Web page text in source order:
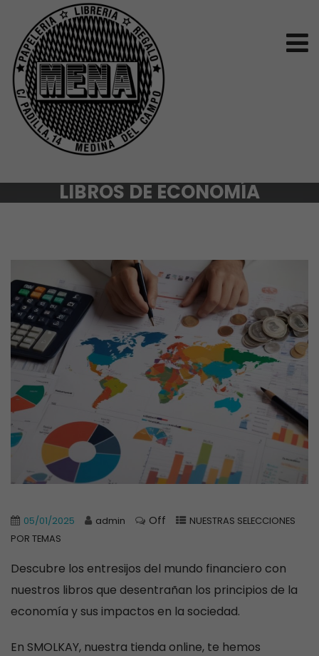
LIBROS DE ECONOMÍA
05/01/2025 admin Off
NUESTRAS SELECCIONES
POR TEMAS
Descubre los entresijos del mundo financiero con
nuestros libros que desentrañan los principios de la
economía y sus impactos en la sociedad.
En SMOLKAY, nuestra tienda online, te hemos